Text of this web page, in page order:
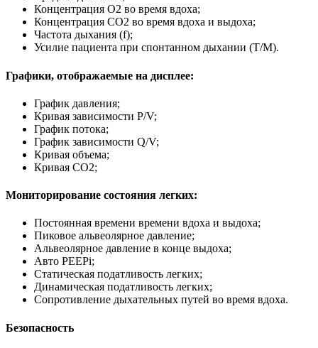
Концентрация O2 во время вдоха;
Концентрация CO2 во время вдоха и выдоха;
Частота дыхания (f);
Усилие пациента при спонтанном дыхании (T/M).
Графики, отображаемые на дисплее:
График давления;
Кривая зависимости P/V;
График потока;
График зависимости Q/V;
Кривая объема;
Кривая CO2;
Мониторирование состояния легких:
Постоянная времени времени вдоха и выдоха;
Пиковое альвеолярное давление;
Альвеолярное давление в конце выдоха;
Авто PEEPi;
Статическая податливость легких;
Динамическая податливость легких;
Сопротивление дыхательных путей во время вдоха.
Безопасность